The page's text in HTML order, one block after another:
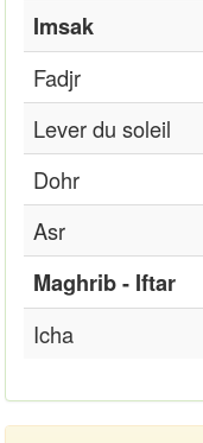
Imsak
Fadjr
Lever du soleil
Dohr
Asr
Maghrib - Iftar
Icha